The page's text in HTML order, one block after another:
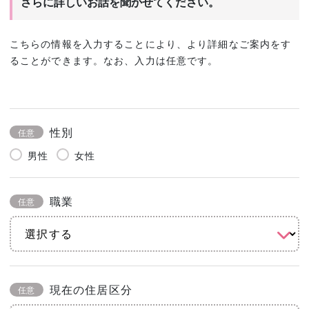
こちらの情報を入力することにより、より詳細なご案内をす
ることができます。なお、入力は任意です。
任意 性別
男性 女性
任意 職業
任意 現在の住居区分